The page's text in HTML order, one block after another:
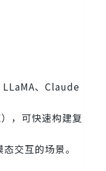
LLaMA、Claude
，可快速构建复
交互的场景。